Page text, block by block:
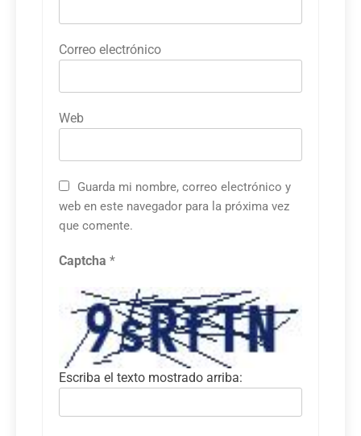
Correo electrónico
Web
Guarda mi nombre, correo electrónico y
web en este navegador para la próxima vez
que comente.
Captcha *
Escriba el texto mostrado arriba: